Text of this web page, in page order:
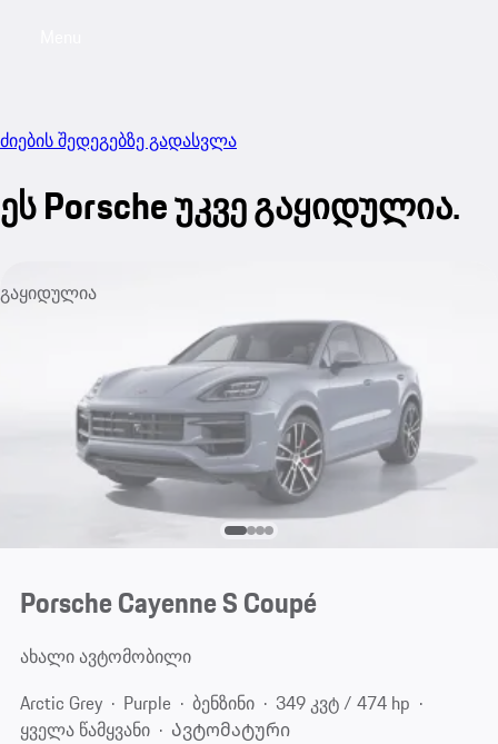
ძიების შედეგებზე გადასვლა
ეს Porsche უკვე გაყიდულია.
გაყიდულია
Porsche Cayenne S Coupé
ახალი ავტომობილი
Arctic Grey
Purple ბენზინი
349 კვტ / 474 hp
ყველა წამყვანი
Ავტომატური